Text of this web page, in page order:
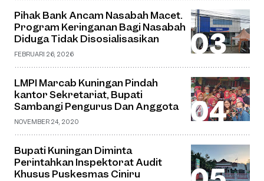
Pihak Bank Ancam Nasabah Macet.
Program Keringanan Bagi Nasabah
Diduga Tidak Disosialisasikan
FEBRUARI 26, 2026
LMPI Marcab Kuningan Pindah
kantor Sekretariat, Bupati
Sambangi Pengurus Dan Anggota
NOVEMBER 24, 2020
Bupati Kuningan Diminta
Perintahkan Inspektorat Audit
Khusus Puskesmas Ciniru